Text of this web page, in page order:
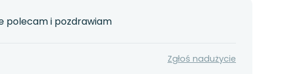
polecam i pozdrawiam
Zgłoś nadużycie